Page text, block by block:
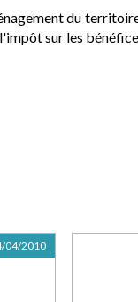
du
sur les
04/2010